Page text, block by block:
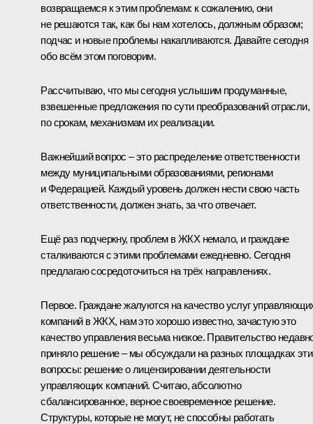
возвращаемся к этим проблемам: к сожалению, они
не решаются так, как бы нам хотелось, должным образом;
подчас и новые проблемы накапливаются. Давайте сегодня
обо всём этом поговорим.
Рассчитываю, что мы сегодня услышим продуманные,
взвешенные предложения по сути преобразований отрасли,
по срокам, механизмам их реализации.
Важнейший вопрос – это распределение ответственности
между муниципальными образованиями, регионами
и Федерацией. Каждый уровень должен нести свою часть
ответственности, должен знать, за что отвечает.
Ещё раз подчеркну, проблем в ЖКХ немало, и граждане
сталкиваются с этими проблемами ежедневно. Сегодня
предлагаю сосредоточиться на трёх направлениях.
Первое. Граждане жалуются на качество услуг
компаний в ЖКХ, нам это хорошо известно, зачастую это
качество управления весьма низкое. Правительство
приняло решение – мы обсуждали на разных площадках эти
вопросы: решение о лицензировании деятельности
управляющих компаний. Считаю, абсолютно
сбалансированное, верное своевременное решение.
Структуры, которые не могут, не способны работать